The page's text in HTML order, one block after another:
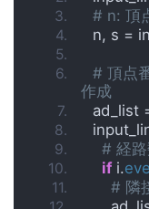
# n: 頂
n, s =
# 頂点
作成
ad_list
# 経
if i.
# 隣